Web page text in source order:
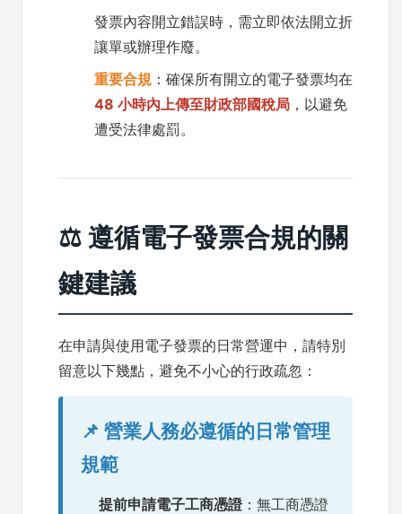
發票內容開立錯誤時，需立即依法開立折
讓單或辦理作廢。
重要合規 ：確保所有開立的電子發票均在
48 小時內上傳至財政部國稅局 ，以避免
遭受法律處罰。
⚖️ 遵循電子發票合規的關
鍵建議
在申請與使用電子發票的日常營運中，請特別
留意以下幾點，避免不小心的行政疏忽：
📌 營業人務必遵循的日常管理
規範
提前申請電子工商憑證：無工商憑證